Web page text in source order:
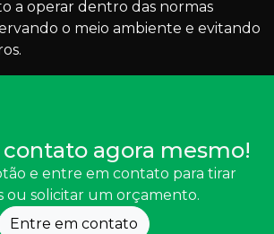
a operar dentro das normas
o meio ambiente e evitando
agora mesmo!
e entre em contato para tirar
ou solicitar um orçamento.
Entre em contato